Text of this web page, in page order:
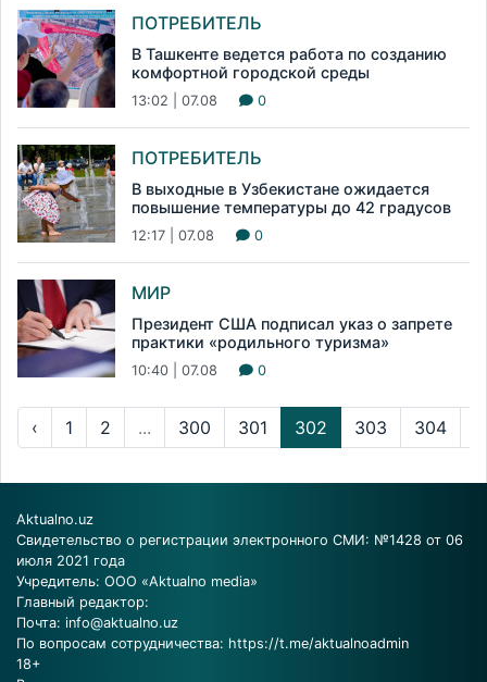
ПОТРЕБИТЕЛЬ
В Ташкенте ведется работа по созданию
комфортной городской среды
13:02 | 07.08 0
ПОТРЕБИТЕЛЬ
В выходные в Узбекистане ожидается
повышение температуры до 42 градусов
12:17 | 07.08 0
МИР
Президент США подписал указ о запрете
практики «родильного туризма»
10:40 | 07.08 0
‹ 1 2 ... 300 301 302 303 304
Aktualno.uz
Свидетельство о регистрации электронного СМИ: №1428 от 06
июля 2021 года
Учредитель: ООО «Aktualno media»
Главный редактор:
Почта: info@aktualno.uz
По вопросам сотрудничества: https://t.me/aktualnoadmin
18+